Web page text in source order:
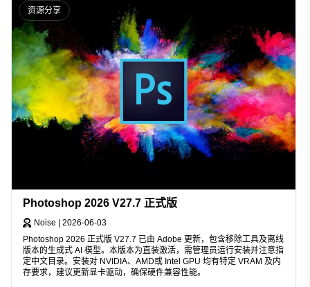
资源分享
Photoshop 2026 V27.7 正式版
Noise | 2026-06-03
Photoshop 2026 正式版 V27.7 已由 Adobe 更新，包含移除工具及离线
版本的生成式 AI 模型。本版本为直装激活，需管理员运行安装并注意指
定中文目录。安装对 NVIDIA、AMD或 Intel GPU 均有特定 VRAM 及内
存要求，建议更新显卡驱动，确保硬件兼容性能。